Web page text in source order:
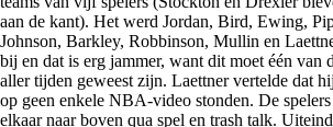
aan de kant). Het werd Jordan, Bird, Ewing,
Johnson, Barkley, Robbinson, Mullin en
bij en dat is erg jammer, want dit moet één van
aller tijden geweest zijn. Laettner vertelde dat
op geen enkele NBA-video stonden. De spelers
elkaar naar boven qua spel en trash talk.